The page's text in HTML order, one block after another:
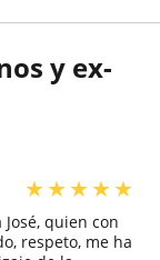
y ex-
★★★★★
quien con
respeto, me ha